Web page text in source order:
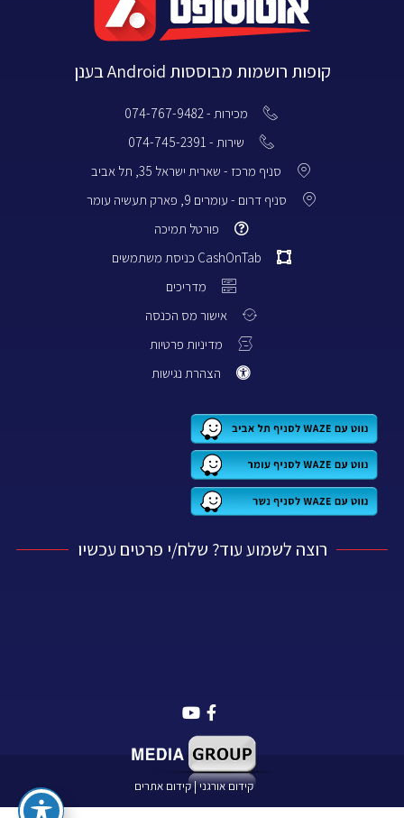
קופות רושמות מבוססות Android בענן
מכירות - 074-767-9482
שירות - 074-745-2391
סניף מרכז - שארית ישראל 35, תל אביב
סניף דרום - עומרים 9, פארק תעשיה עומר
פורטל תמיכה
CashOnTab כניסת משתמשים
מדריכים
אישור מס הכנסה
מדיניות פרטיות
הצהרת נגישות
רוצה לשמוע עוד? שלח/י פרטים עכשיו
קידום אורגני|קידום אתרים